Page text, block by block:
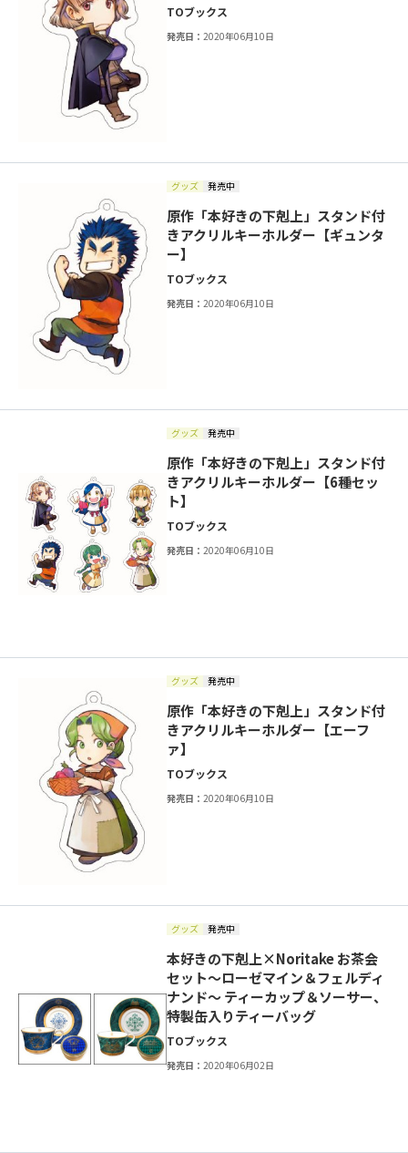
TOブックス
発売日：2020年06月10日
グッズ 発売中
原作「本好きの下剋上」スタンド付
きアクリルキーホルダー【ギュンタ
ー】
TOブックス
発売日：2020年06月10日
グッズ 発売中
原作「本好きの下剋上」スタンド付
きアクリルキーホルダー【6種セッ
ト】
TOブックス
発売日：2020年06月10日
グッズ 発売中
原作「本好きの下剋上」スタンド付
きアクリルキーホルダー【エーフ
ァ】
TOブックス
発売日：2020年06月10日
グッズ 発売中
本好きの下剋上×Noritake お茶会
セット～ローゼマイン＆フェルディ
ナンド～ ティーカップ＆ソーサー、
特製缶入りティーバッグ
TOブックス
発売日：2020年06月02日